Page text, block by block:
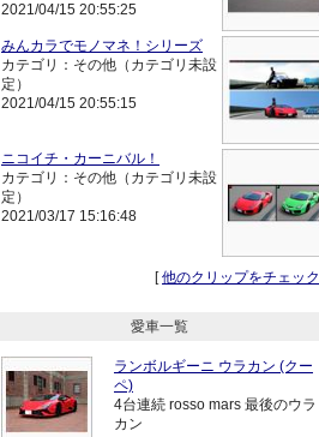
2021/04/15 20:55:25
みんカラでモノマネ！シリーズ
カテゴリ：その他（カテゴリ未設
定）
2021/04/15 20:55:15
ニコイチ・カーニバル！
カテゴリ：その他（カテゴリ未設
定）
2021/03/17 15:16:48
[他のクリップをチェック
愛車一覧
ランボルギーニ ウラカン (クー
ペ)
4台連続 rosso mars 最後のウラ
カン